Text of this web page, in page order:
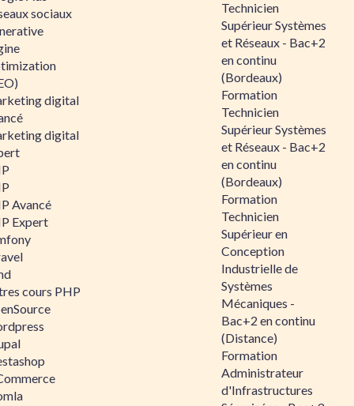
sociaux
digital
digital
Avancé
Expert
cours PHP
Technicien
Supérieur Systèmes
et Réseaux - Bac+2
en continu
(Bordeaux)
Formation
Technicien
Supérieur Systèmes
et Réseaux - Bac+2
en continu
(Bordeaux)
Formation
Technicien
Supérieur en
Conception
Industrielle de
Systèmes
Mécaniques -
Bac+2 en continu
(Distance)
Formation
Administrateur
d'Infrastructures